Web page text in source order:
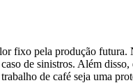
fixo pela produção futura.
de sinistros. Além
de café seja uma